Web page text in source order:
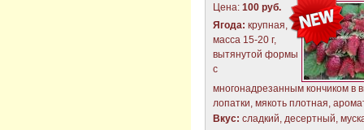
Цена: 100 руб.
Ягода: крупная,
масса 15-20 г,
вытянутой формы
с
многонадрезанным кончиком в
лопатки, мякоть плотная,
Вкус: сладкий, десертный,